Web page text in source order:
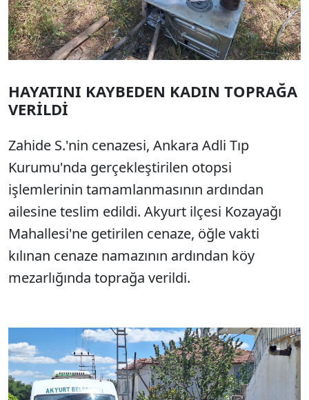
HAYATINI KAYBEDEN KADIN TOPRAĞA
VERİLDİ
Zahide S.'nin cenazesi, Ankara Adli Tıp
Kurumu'nda gerçekleştirilen otopsi
işlemlerinin tamamlanmasının ardından
ailesine teslim edildi. Akyurt ilçesi Kozayağı
Mahallesi'ne getirilen cenaze, öğle vakti
kılınan cenaze namazının ardından köy
mezarlığında toprağa verildi.